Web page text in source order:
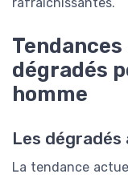
dégradés
homme
Les
La tendance